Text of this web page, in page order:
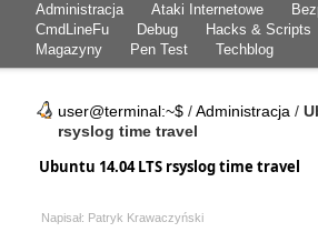
Administracja Ataki Internetowe
CmdLineFu
Debug Hacks & Scripts
Magazyny
Pen Test Techblog
user@terminal:~$ /Administracja /
rsyslog time travel
Ubuntu 14.04 LTS rsyslog time travel
Napisał: Patryk Krawaczyński